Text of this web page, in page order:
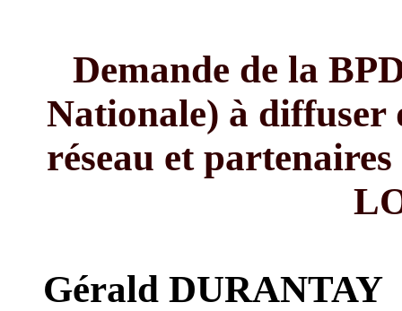
Demande de la
Nationale) à diffuser
réseau et
Gérald DURANTAY